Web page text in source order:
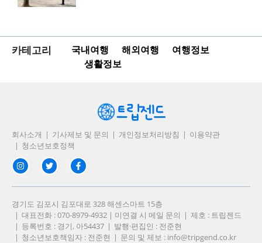
카테고리 국내여행 해외여행
여행정보
생활정보
회사소개 기사제보 및 문의 개인정보처리방침
이용약관
청소년보호정책
경기도 김포시 김포대로 328 해센스마트 15층
대표전화 : 070-8979-4932 | 미연결 시 메일 문의
제호 : 트립젠드
등록번호 : 경기, 아54437
발행·편집인 : 전준현
청소년보호책임자 : 전준현
문의 및 제보 : info@tripgend.co.kr